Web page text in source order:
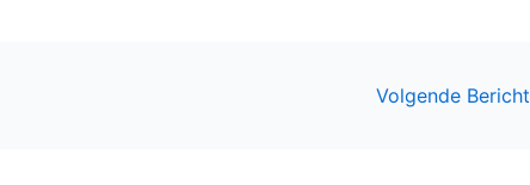
Volgende Bericht